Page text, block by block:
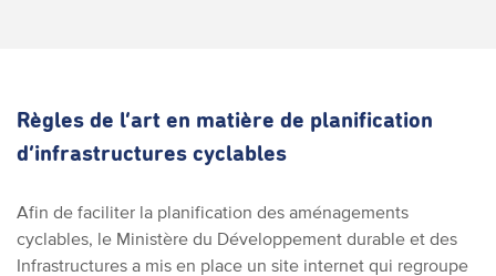
Règles de l’art en matière de planification
d’infrastructures cyclables
Afin de faciliter la planification des aménagements
cyclables, le Ministère du Développement durable et des
Infrastructures a mis en place un site internet qui regroupe